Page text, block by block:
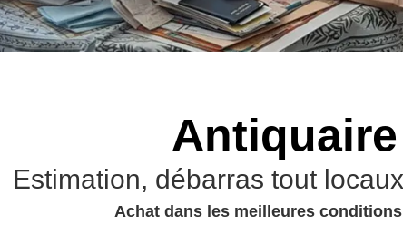
Estimation, débarras tout
Achat dans les meilleures